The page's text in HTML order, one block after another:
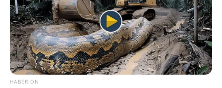
Θλίψη στην Εύβοια για γυναίκα
Ακολουθήστε το evianews.com στοGoogle
News
ΤΑ ΠΙΟ ΔΗΜΟΦΙΛΗ
HABERION